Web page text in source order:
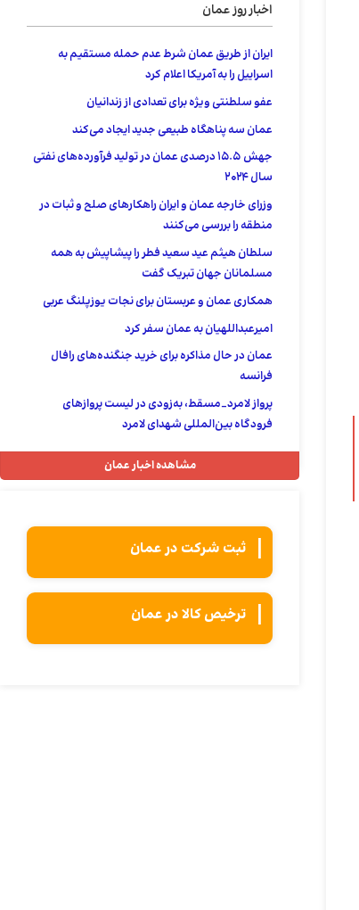
اخبار روز عمان
ایران از طریق عمان شرط عدم حمله مستقیم به
اسراییل را به آمریکا اعلام کرد
عفو ​​سلطنتی ویژه برای تعدادی از زندانیان
عمان سه پناهگاه طبیعی جدید ایجاد می‌کند
جهش 15.5 درصدی عمان در تولید فرآورده‌های نفتی
سال ۲۰۲۴
وزرای خارجه عمان و ایران راهکارهای صلح و ثبات در
منطقه را بررسی می‌کنند
سلطان هیثم عید سعید فطر را پیشاپیش به همه
مسلمانان جهان تبریک گفت
همکاری عمان و عربستان برای نجات یوزپلنگ عربی
امیرعبداللهیان به عمان سفر کرد
عمان در حال مذاکره برای خرید جنگنده‌های رافال
فرانسه
پرواز لامرد_مسقط، به‌زودی در لیست پروازهای
فرودگاه بین‌المللی شهدای لامرد
مشاهده اخبار عمان
ثبت شركت در عمان
ترخیص کالا در عمان